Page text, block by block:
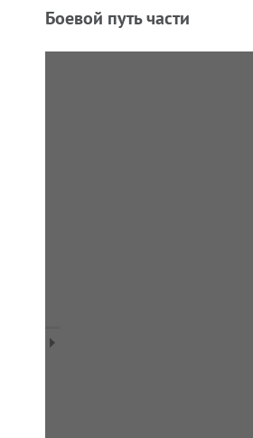
11.06.1945 - 25.08.1945
Боевой путь части